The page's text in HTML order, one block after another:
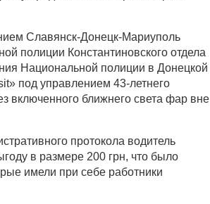
Славянск-Донецк-Мариуполь
полиции Константиновского отдела
Национальной полиции в Донецкой
под управлением 43-летнего
включенного ближнего света фар вне
протокола водитель
в размере 200 грн, что было
имели при себе работники